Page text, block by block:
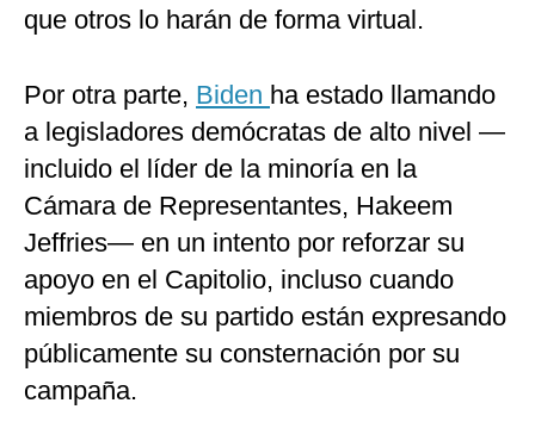
que otros lo harán de forma virtual.
Por otra parte, Biden ha estado llamando
a legisladores demócratas de alto nivel —
incluido el líder de la minoría en la
Cámara de Representantes, Hakeem
Jeffries— en un intento por reforzar su
apoyo en el Capitolio, incluso cuando
miembros de su partido están expresando
públicamente su consternación por su
campaña.